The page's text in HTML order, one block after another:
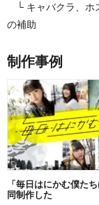
└ キャバクラ、ホ
の補助
制作事例
「毎日はにかむ僕た
同制作した